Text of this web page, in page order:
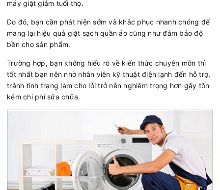
máy giặt giảm tuổi thọ.
Do đó, bạn cần phát hiện sớm và khắc phục nhanh chóng để
mang lại hiệu quả giặt sạch quần áo cũng như đảm bảo độ
bền cho sản phẩm.
Trường hợp, bạn không hiểu rõ về kiến thức chuyên môn thì
tốt nhất bạn nên nhờ nhân viên kỹ thuật điện lạnh đến hỗ trợ,
tránh tình trạng làm cho lỗi trở nên nghiêm trọng hơn gây tốn
kém chi phí sửa chữa.